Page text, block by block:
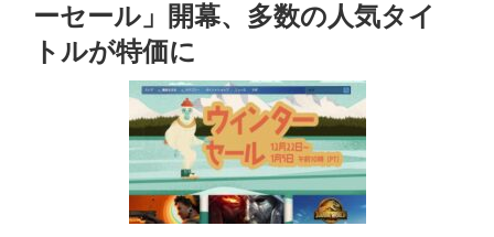
ーセール」開幕、多数の人気タイ
トルが特価に